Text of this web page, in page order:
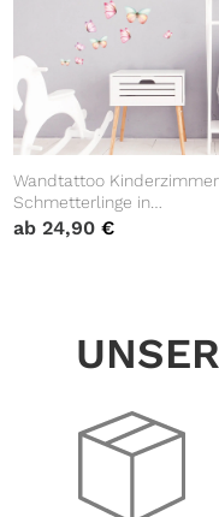
Wandtattoo Kinderzimmer
Schmetterlinge in
Pastellfarben Trend pastell
ab24,90€